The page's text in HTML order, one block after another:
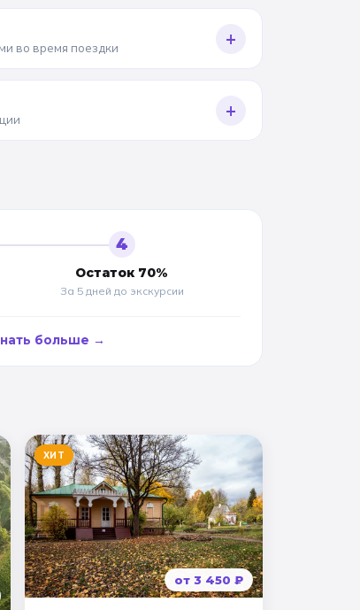
во время поездки +
+
4
Остаток 70%
За 5 дней до экскурсии
больше →
ХИТ
от 3 450 ₽